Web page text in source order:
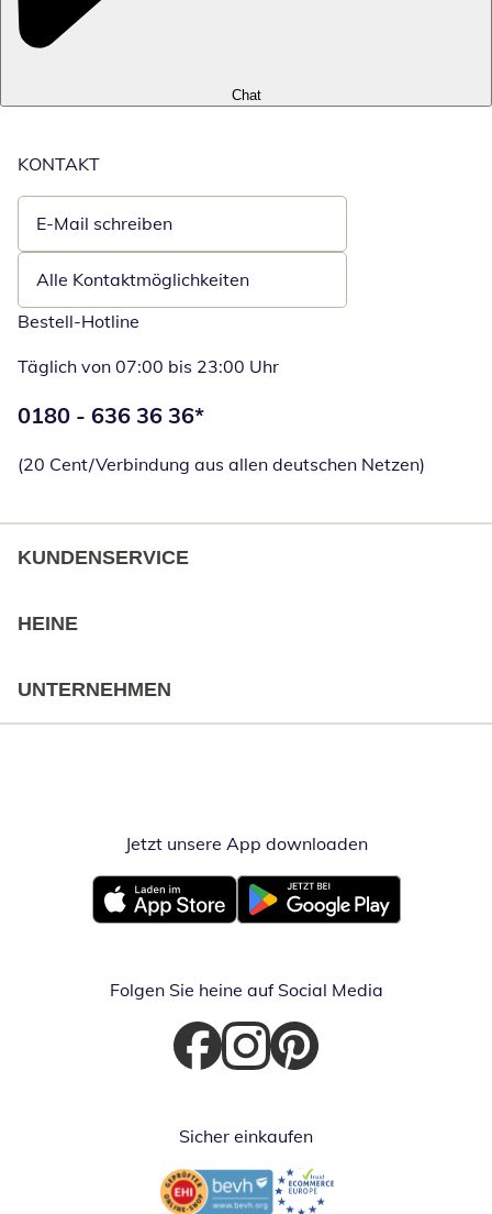
Chat
KONTAKT
E-Mail schreiben
Öffnet E-Mail-Client
Alle Kontaktmöglichkeiten
Bestell-Hotline
Täglich von 07:00 bis 23:00 Uhr
Telefonnummer:
0180 - 636 36 36*
(20 Cent/Verbindung aus allen deutschen Netzen)
KUNDENSERVICE
HEINE
UNTERNEHMEN
Jetzt unsere App downloadenÖffnet in
Öffnet in neuem FensterÖffnet in neuem Fenster
Folgen Sie heine auf Social Media
Öffnet in neuem Fenster
Öffnet in neuem Fenster
Öffnet in neuem Fenster
Sicher einkaufen